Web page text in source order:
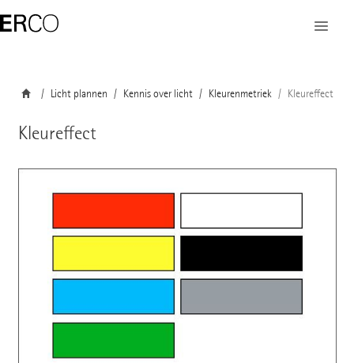
Licht plannen Kennis over licht Kleurenmetriek Kleureffect
Kleureffect